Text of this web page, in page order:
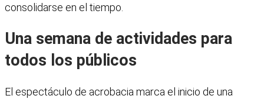
consolidarse en el tiempo.
Una semana de actividades para
todos los públicos
El espectáculo de acrobacia marca el inicio de una